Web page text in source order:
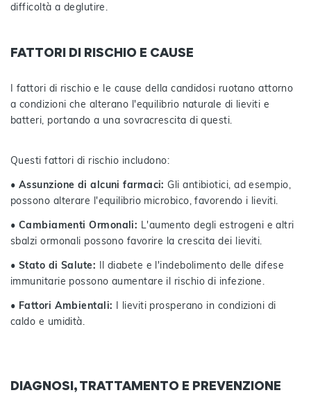
difficoltà a deglutire.
FATTORI DI RISCHIO E CAUSE
I fattori di rischio e le cause della candidosi ruotano attorno
a condizioni che alterano l'equilibrio naturale di lieviti e
batteri, portando a una sovracrescita di questi.
Questi fattori di rischio includono:
• Assunzione di alcuni farmaci: Gli antibiotici, ad esempio,
possono alterare l'equilibrio microbico, favorendo i lieviti.
• Cambiamenti Ormonali: L'aumento degli estrogeni e altri
sbalzi ormonali possono favorire la crescita dei lieviti.
• Stato di Salute:
Il diabete e l'indebolimento delle difese
immunitarie possono aumentare il rischio di infezione.
• Fattori Ambientali:
I lieviti prosperano in condizioni di
caldo e umidità.
DIAGNOSI, TRATTAMENTO E PREVENZIONE